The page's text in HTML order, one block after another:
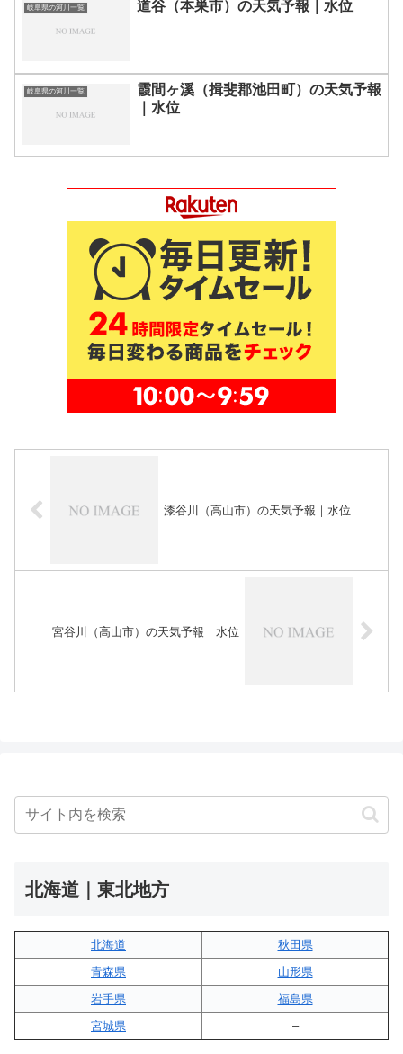
岐阜県の河川一覧 道谷（本巣市）の天気予報｜水位
岐阜県の河川一覧
霞間ヶ溪（揖斐郡池田町）の天気予報
｜水位
漆谷川（高山市）の天気予報｜水位
宮谷川（高山市）の天気予報｜水位
北海道｜東北地方
北海道
秋田県
青森県
山形県
岩手県
福島県
宮城県
–